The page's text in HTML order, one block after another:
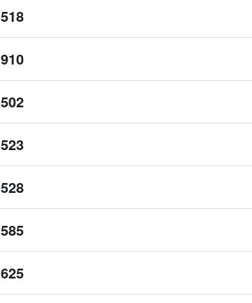
518 ﷼
910 ﷼
502 ﷼
523 ﷼
528 ﷼
585 ﷼
625 ﷼